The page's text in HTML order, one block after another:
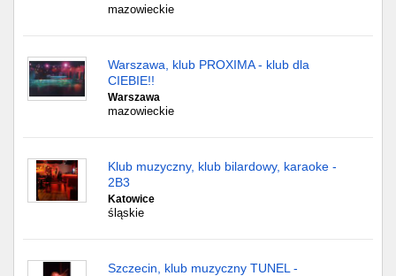
mazowieckie
Warszawa, klub PROXIMA - klub dla
CIEBIE!!
Warszawa
mazowieckie
Klub muzyczny, klub bilardowy, karaoke -
2B3
Katowice
śląskie
Szczecin, klub muzyczny TUNEL -